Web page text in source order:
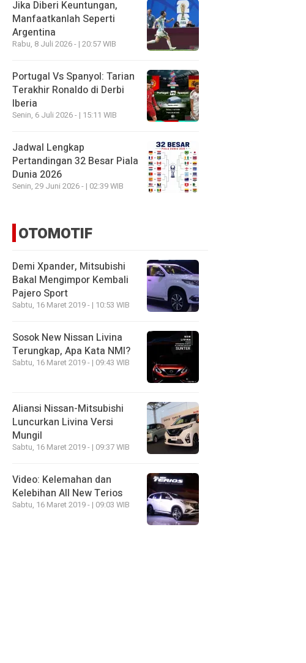
Jika Diberi Keuntungan,
Manfaatkanlah Seperti
Argentina
Rabu, 8 Juli 2026 - | 20:57 WIB
Portugal Vs Spanyol: Tarian
Terakhir Ronaldo di Derbi
Iberia
Senin, 6 Juli 2026 - | 15:11 WIB
Jadwal Lengkap
Pertandingan 32 Besar Piala
Dunia 2026
Senin, 29 Juni 2026 - | 02:39 WIB
OTOMOTIF
Demi Xpander, Mitsubishi
Bakal Mengimpor Kembali
Pajero Sport
Sabtu, 16 Maret 2019 - | 10:53 WIB
Sosok New Nissan Livina
Terungkap, Apa Kata NMI?
Sabtu, 16 Maret 2019 - | 09:43 WIB
Aliansi Nissan-Mitsubishi
Luncurkan Livina Versi
Mungil
Sabtu, 16 Maret 2019 - | 09:37 WIB
Video: Kelemahan dan
Kelebihan All New Terios
Sabtu, 16 Maret 2019 - | 09:03 WIB